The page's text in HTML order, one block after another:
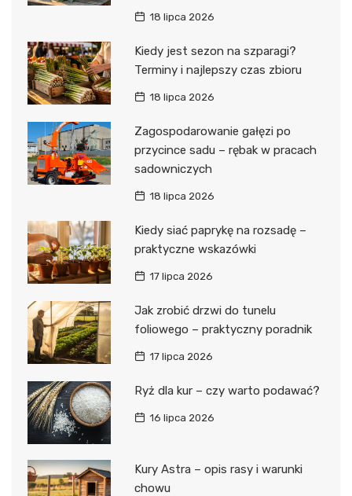
18 lipca 2026
Kiedy jest sezon na szparagi?
Terminy i najlepszy czas zbioru
18 lipca 2026
Zagospodarowanie gałęzi po
przycince sadu – rębak w pracach
sadowniczych
18 lipca 2026
Kiedy siać paprykę na rozsadę –
praktyczne wskazówki
17 lipca 2026
Jak zrobić drzwi do tunelu
foliowego – praktyczny poradnik
17 lipca 2026
Ryż dla kur – czy warto podawać?
16 lipca 2026
Kury Astra – opis rasy i warunki
chowu